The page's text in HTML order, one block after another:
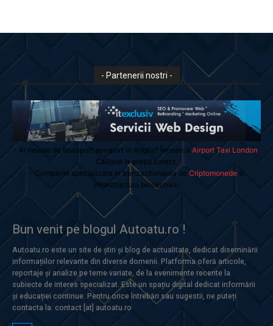
- Partenerii nostri -
- Ai nevoie de transport aeroport in Anglia? Încearcă Airport Taxi London
Calitate la prețul corect.
- Companie specializata in tranzactionarea de Criptomonedesi
infrastructura blockchain.
Bun venit pe blogul Autoatu.ro !
Autoatu.ro este un site de știri și blog de actualitate, dedicat diseminării
informațiilor relevante din diverse domenii. Platforma oferă articole,
reportaje și analize pe teme variate, de la evenimente recente la
subiecte de interes specializat. Este un spațiu digital dedicat informării
și educației continue. Pentru orice întrebări sau sugestii, ne puteți
contacta la: contact [at] autoatu.ro